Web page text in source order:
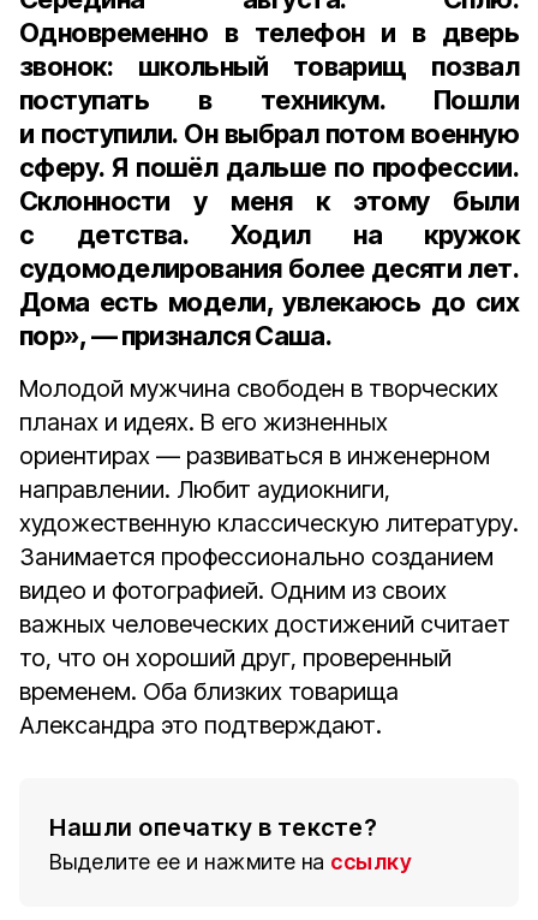
Одновременно в телефон и в дверь
звонок: школьный товарищ позвал
поступать в техникум. Пошли
и поступили. Он выбрал потом военную
сферу. Я пошёл дальше по профессии.
Склонности у меня к этому были
с детства. Ходил на кружок
судомоделирования более десяти лет.
Дома есть модели, увлекаюсь до сих
пор», — признался Саша.
Молодой мужчина свободен в творческих
планах и идеях. В его жизненных
ориентирах — развиваться в инженерном
направлении. Любит аудиокниги,
художественную классическую литературу.
Занимается профессионально созданием
видео и фотографией. Одним из своих
важных человеческих достижений считает
то, что он хороший друг, проверенный
временем. Оба близких товарища
Александра это подтверждают.
Нашли опечатку в тексте?
Выделите ее и нажмите на ссылку